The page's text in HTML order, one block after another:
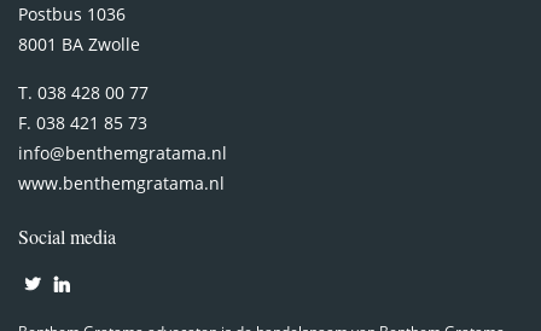
Postbus 1036
8001 BA Zwolle
T. 038 428 00 77
F. 038 421 85 73
info@benthemgratama.nl
www.benthemgratama.nl
Social media